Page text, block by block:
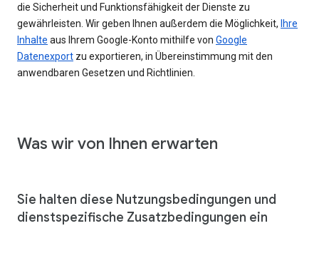
die Sicherheit und Funktionsfähigkeit der Dienste zu
gewährleisten. Wir geben Ihnen außerdem die Möglichkeit, Ihre
Inhalte aus Ihrem Google-Konto mithilfe von Google
Datenexport zu exportieren, in Übereinstimmung mit den
anwendbaren Gesetzen und Richtlinien.
Was wir von Ihnen erwarten
Sie halten diese Nutzungsbedingungen und
dienstspezifische Zusatzbedingungen ein